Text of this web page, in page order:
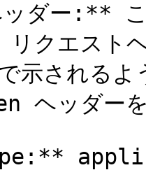
ダー:** こ
クエスト
示される
ッダーを